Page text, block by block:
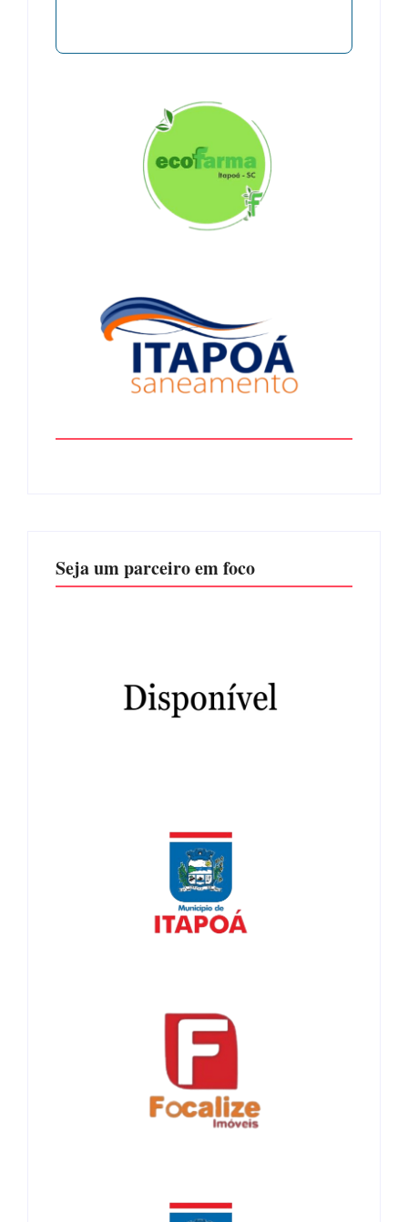
Seja um parceiro em foco